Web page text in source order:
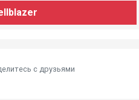
c друзьями